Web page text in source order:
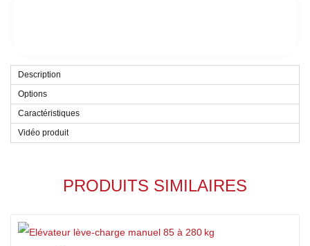
Description
Options
Caractéristiques
Vidéo produit
PRODUITS SIMILAIRES